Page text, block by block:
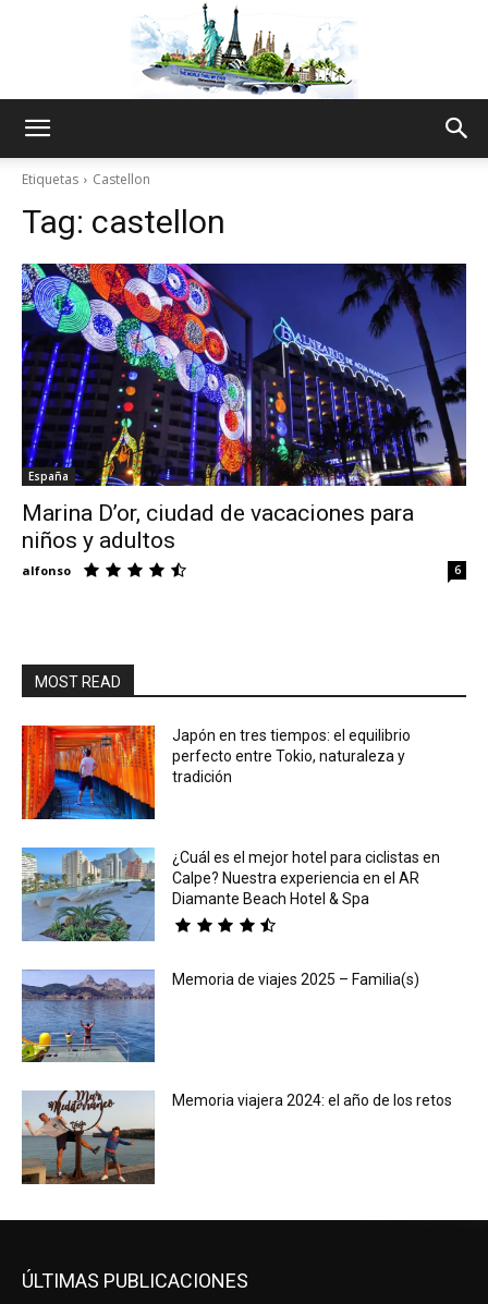
Thru
My
Etiquetas Castellon
Tag: castellon
España
Marina D’or, ciudad de vacaciones para
niños y adultos
alfonso 6
MOST READ
Japón en tres tiempos: el equilibrio
perfecto entre Tokio, naturaleza y
tradición
¿Cuál es el mejor hotel para ciclistas en
Calpe? Nuestra experiencia en el AR
Diamante Beach Hotel & Spa
Memoria de viajes 2025 – Familia(s)
Memoria viajera 2024: el año de los retos
ÚLTIMAS PUBLICACIONES